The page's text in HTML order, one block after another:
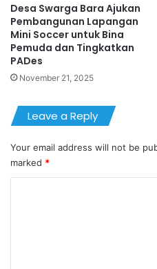
Desa Swarga Bara Ajukan
Pembangunan Lapangan
Mini Soccer untuk Bina
Pemuda dan Tingkatkan
PADes
November 21, 2025
Leave a Reply
Your email address will not be
marked *